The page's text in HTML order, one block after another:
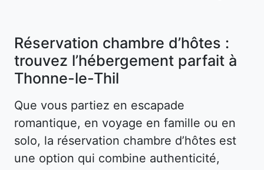
Réservation chambre d’hôtes :
trouvez l’hébergement parfait à
Thonne-le-Thil
Que vous partiez en escapade
romantique, en voyage en famille ou en
solo, la réservation chambre d’hôtes est
une option qui combine authenticité,